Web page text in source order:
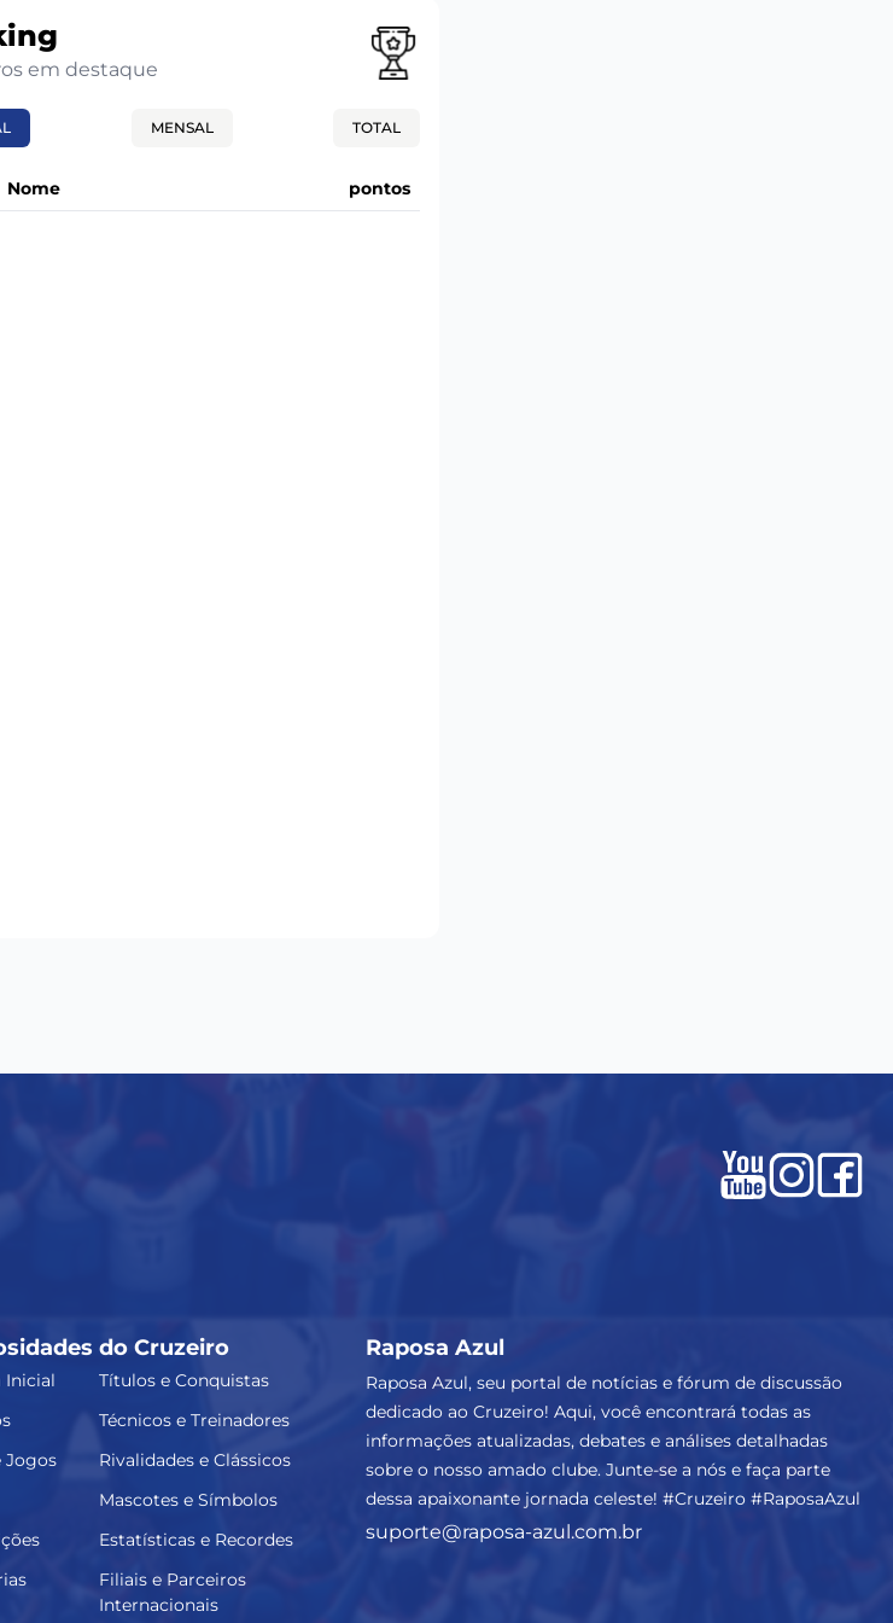
em destaque
MENSAL TOTAL
Nome pontos
do Cruzeiro
Inicial
Títulos e Conquistas
Técnicos e Treinadores
Jogos
Rivalidades e Clássicos
Mascotes e Símbolos
Estatísticas e Recordes
Filiais e Parceiros
Internacionais
Raposa Azul
Raposa Azul, seu portal de notícias e fórum de discussão
dedicado ao Cruzeiro! Aqui, você encontrará todas as
informações atualizadas, debates e análises detalhadas
sobre o nosso amado clube. Junte-se a nós e faça parte
dessa apaixonante jornada celeste! #Cruzeiro #RaposaAzul
suporte@raposa-azul.com.br